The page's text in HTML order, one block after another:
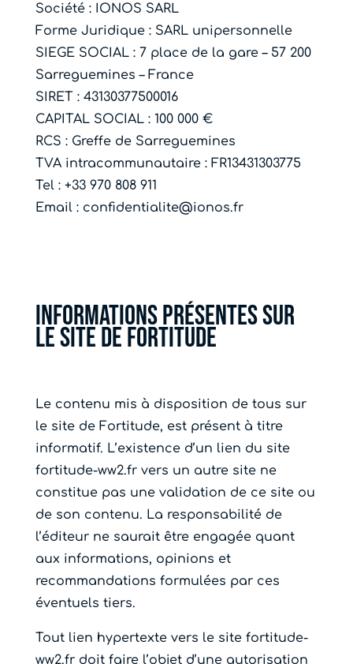
Société : IONOS SARL
Forme Juridique : SARL unipersonnelle
SIEGE SOCIAL : 7 place de la gare – 57 200
Sarreguemines – France
SIRET : 43130377500016
CAPITAL SOCIAL : 100 000 €
RCS : Greffe de Sarreguemines
TVA intracommunautaire : FR13431303775
Tel : +33 970 808 911
Email : confidentialite@ionos.fr
Informations présentes sur
le site de Fortitude
Le contenu mis à disposition de tous sur
le site de Fortitude, est présent à titre
informatif. L’existence d’un lien du site
fortitude-ww2.fr vers un autre site ne
constitue pas une validation de ce site ou
de son contenu. La responsabilité de
l’éditeur ne saurait être engagée quant
aux informations, opinions et
recommandations formulées par ces
éventuels tiers.
Tout lien hypertexte vers le site fortitude-
ww2.fr doit faire l’objet d’une autorisation